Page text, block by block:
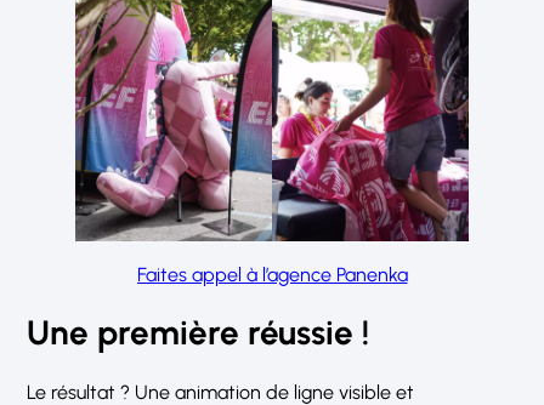
Faites appel à l’agence Panenka
Une première réussie !
Le résultat ? Une animation de ligne visible et